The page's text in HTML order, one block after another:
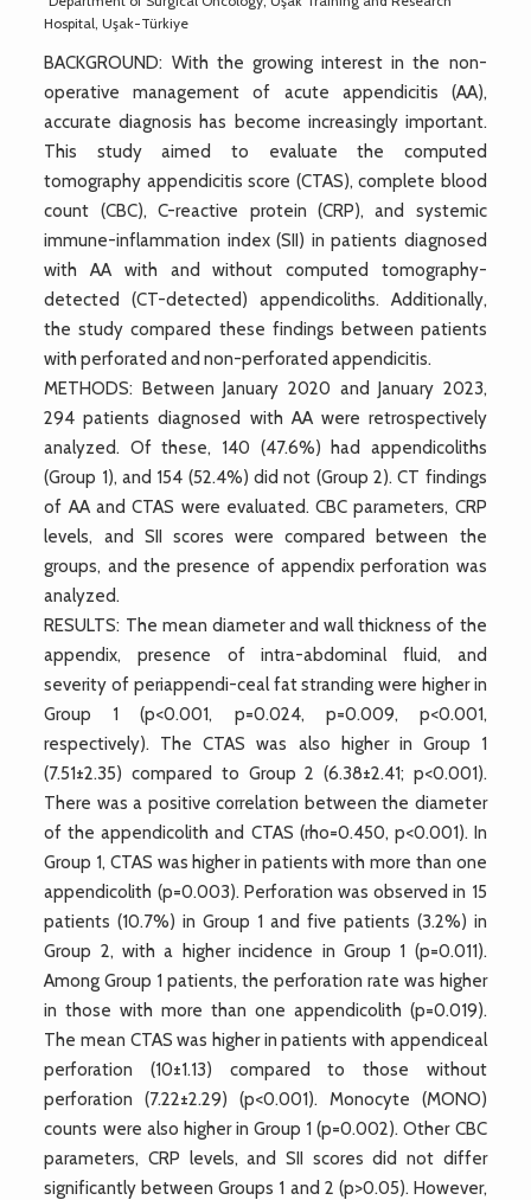
Hospital, Uşak-Türkiye
BACKGROUND: With the growing interest in the non-
operative management of acute appendicitis (AA),
accurate diagnosis has become increasingly important.
This study aimed to evaluate the computed
tomography appendicitis score (CTAS), complete blood
count (CBC), C-reactive protein (CRP), and systemic
immune-inflammation index (SII) in patients diagnosed
with AA with and without computed tomography-
detected (CT-detected) appendicoliths. Additionally,
the study compared these findings between patients
with perforated and non-perforated appendicitis.
METHODS: Between January 2020 and January 2023,
294 patients diagnosed with AA were retrospectively
analyzed. Of these, 140 (47.6%) had appendicoliths
(Group 1), and 154 (52.4%) did not (Group 2). CT findings
of AA and CTAS were evaluated. CBC parameters, CRP
levels, and SII scores were compared between the
groups, and the presence of appendix perforation was
analyzed.
RESULTS: The mean diameter and wall thickness of the
appendix, presence of intra-abdominal fluid, and
severity of periappendi-ceal fat stranding were higher in
Group 1 (p<0.001, p=0.024, p=0.009, p<0.001,
respectively). The CTAS was also higher in Group 1
(7.51±2.35) compared to Group 2 (6.38±2.41; p<0.001).
There was a positive correlation between the diameter
of the appendicolith and CTAS (rho=0.450, p<0.001). In
Group 1, CTAS was higher in patients with more than one
appendicolith (p=0.003). Perforation was observed in 15
patients (10.7%) in Group 1 and five patients (3.2%) in
Group 2, with a higher incidence in Group 1 (p=0.011).
Among Group 1 patients, the perforation rate was higher
in those with more than one appendicolith (p=0.019).
The mean CTAS was higher in patients with appendiceal
perforation (10±1.13) compared to those without
perforation (7.22±2.29) (p<0.001). Monocyte (MONO)
counts were also higher in Group 1 (p=0.002). Other CBC
parameters, CRP levels, and SII scores did not differ
significantly between Groups 1 and 2 (p>0.05). However,